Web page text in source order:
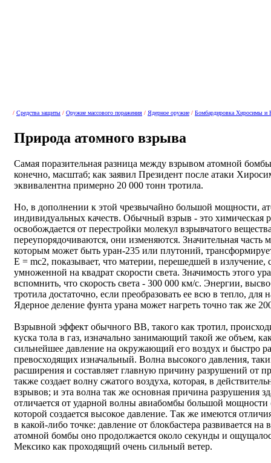
/ Средства защиты / Оружие массового поражения / Ядерное оружие / Бомбардировка Хиросимы и
Природа атомного взрыва
Самая поразительная разница между взрывом атомной
конечно, масштаб; как заявил Президент после атаки
эквивалентна примерно 20 000 тонн тротила.
Но, в дополнении к этой чрезвычайно большой мощности,
индивидуальных качеств. Обычный взрыв - это химическая
освобождается от перестройки молекул взрывчатого
переупорядочиваются, они изменяются. Значительная часть
которым может быть уран-235 или плутоний,
E = mc2, показывает, что материи, перешедшей в излучение,
умноженной на квадрат скорости света. Значимость этого
вспомнить, что скорость света - 300 000 км/с. Энергии,
тротила достаточно, если преобразовать ее всю в тепло, для
Ядерное деление фунта урана может нагреть точно так же
Взрывной эффект обычного ВВ, такого как тротил,
куска тола в газ, изначально занимающий такой же объем,
сильнейшее давление на окружающий его воздух и быстро
превосходящих изначальный. Волна высокого давления,
расширения и составляет главную причину разрушений от
также создает волну сжатого воздуха, которая, в
взрывов; и эта волна так же основная причина разрушения
отличается от ударной волны авиабомбы большой мощности
которой создается высокое давление. Так же имеются
в какой-либо точке: давление от блокбастера развивается на
атомной бомбы оно продолжается около секунды и
Мексико как проходящий очень сильный ветер.